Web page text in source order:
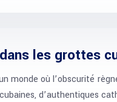
les grottes
monde où l’obscurité
d’authentiques